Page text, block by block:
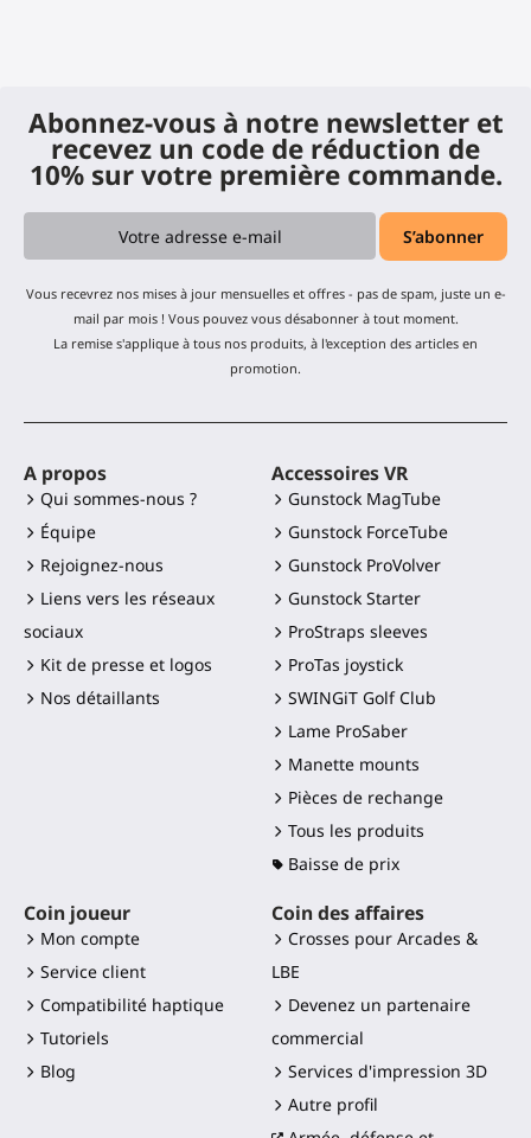
Abonnez-vous à notre newsletter et
recevez un code de réduction de
10% sur votre première commande.
Vous recevrez nos mises à jour mensuelles et offres - pas de spam, juste un e-
mail par mois ! Vous pouvez vous désabonner à tout moment.
La remise s'applique à tous nos produits, à l'exception des articles en
promotion.
A propos
Qui sommes-nous ?
Équipe
Rejoignez-nous
Liens vers les réseaux
sociaux
Kit de presse et logos
Nos détaillants
Accessoires VR
Gunstock MagTube
Gunstock ForceTube
Gunstock ProVolver
Gunstock Starter
ProStraps sleeves
ProTas joystick
SWINGiT Golf Club
Lame ProSaber
Manette mounts
Pièces de rechange
Tous les produits
Baisse de prix
Coin joueur
Mon compte
Service client
Compatibilité haptique
Tutoriels
Blog
Coin des affaires
Crosses pour Arcades &
LBE
Devenez un partenaire
commercial
Services d'impression 3D
Autre profil